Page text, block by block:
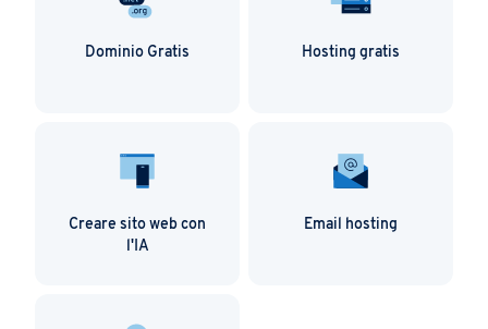
Dominio Gratis Hosting gratis
Creare sito web con
l'IA
Email hosting